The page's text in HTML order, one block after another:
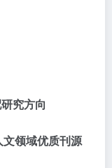
究方向
文领域优质刊源